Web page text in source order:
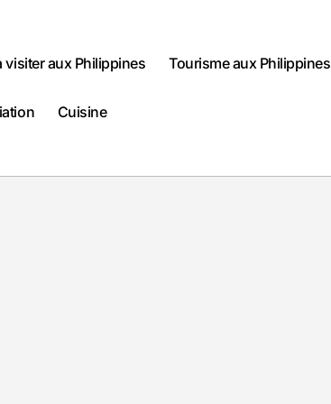
visiter aux Philippines
Tourisme aux Philippines
Cuisine